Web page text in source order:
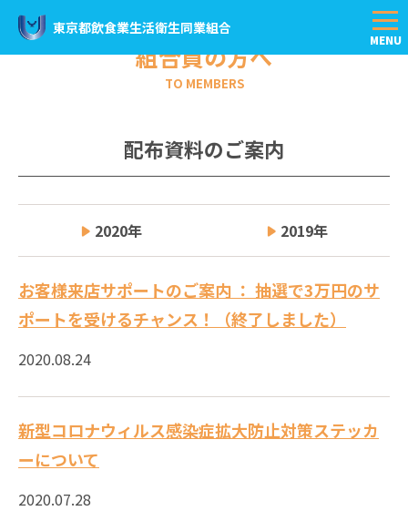
東京都飲食業生活衛生同業組合
組合員の方へ
TO MEMBERS
配布資料のご案内
2020 2019
お客様来店サポートのご案内 ： 抽選で3万円のサ
ポートを受けるチャンス！（終了しました）
2020.08.24
新型コロナウィルス感染症拡大防止対策ステッカ
ーについて
2020.07.28